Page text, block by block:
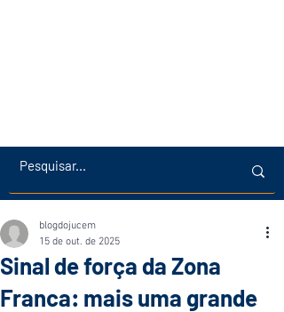
Sinal de força da Zona
Franca: mais uma grande
blogdojucem
15 de out. de 2025